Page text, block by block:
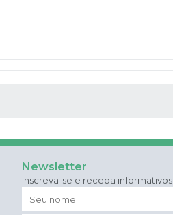
Newsletter
Inscreva-se e receba informativos